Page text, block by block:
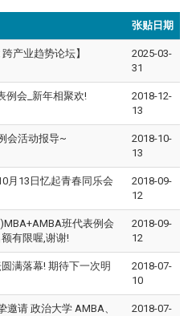
张贴日期
产业趋势论坛】
2025-03-
31
例会_新年相聚欢!
2018-12-
13
会活动报导~
2018-10-
13
月13日忆起青春同乐会
2018-09-
12
班代表例会
有限喔,谢谢!
2018-09-
12
满落幕! 期待下一次明
2018-07-
10
邀请 政治大学 AMBA、
2018-07-